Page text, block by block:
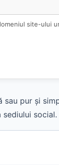
site-ului
pur și
sediului social.